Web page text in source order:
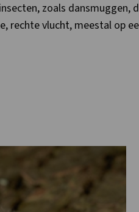
zoals dansmuggen,
rechte vlucht, meestal op